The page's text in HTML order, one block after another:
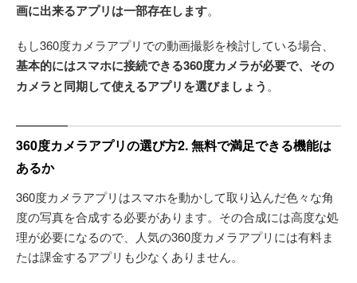
画に出来るアプリは一部存在します。
もし360度カメラアプリでの動画撮影を検討している場合、
基本的にはスマホに接続できる360度カメラが必要で、その
カメラと同期して使えるアプリを選びましょう 。
360度カメラアプリの選び方2. 無料で満足できる機能は
あるか
360度カメラアプリはスマホを動かして取り込んだ色々な角
度の写真を合成する必要があります。その合成には高度な処
理が必要になるので、人気の360度カメラアプリには有料ま
たは課金するアプリも少なくありません。